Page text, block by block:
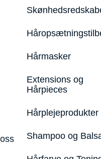
Hårmasker
Extensions og
Hårpieces
Hårplejeprodukter
Shampoo og